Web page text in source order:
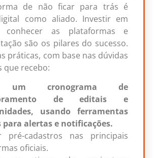
de não ficar para trás é
como aliado. Investir em
conhecer as plataformas e
são os pilares do sucesso.
práticas, com base nas dúvidas
que recebo:
um cronograma de
de editais e
usando ferramentas
alertas e notificações.
pré-cadastros nas principais
oficiais.